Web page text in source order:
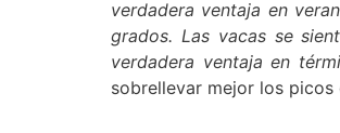
verdadera ventaja en
grados. Las vacas se
verdadera ventaja en
sobrellevar mejor los